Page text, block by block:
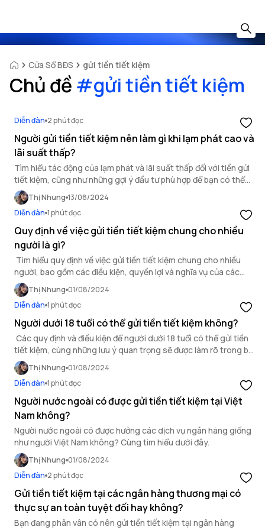
Cửa Sổ BĐS gửi tiền tiết kiệm
Chủ đề #gửi tiền tiết kiệm
Diễn đàn 2 phút đọc
Người gửi tiền tiết kiệm nên làm gì khi lạm phát cao và
lãi suất thấp?
Tìm hiểu tác động của lạm phát và lãi suất thấp đối với tiền gửi
tiết kiệm, cũng như những gợi ý đầu tư phù hợp để bạn có thể
đánh giá xem liệu tiền gửi tiết kiệm còn là lựa chọn an toàn hay
không.
Thị Nhung 13/08/2024
Diễn đàn 1 phút đọc
Quy định về việc gửi tiền tiết kiệm chung cho nhiều
người là gì?
Tìm hiểu quy định về việc gửi tiền tiết kiệm chung cho nhiều
người, bao gồm các điều kiện, quyền lợi và nghĩa vụ của các
bên liên quan trong bài viết này.
Thị Nhung 01/08/2024
Diễn đàn 1 phút đọc
Người dưới 18 tuổi có thể gửi tiền tiết kiệm không?
Các quy định và điều kiện để người dưới 18 tuổi có thể gửi tiền
tiết kiệm, cùng những lưu ý quan trọng sẽ được làm rõ trong bài
viết này.
Thị Nhung 01/08/2024
Diễn đàn 1 phút đọc
Người nước ngoài có được gửi tiền tiết kiệm tại Việt
Nam không?
Người nước ngoài có được hưởng các dịch vụ ngân hàng giống
như người Việt Nam không? Cùng tìm hiểu dưới đây.
Thị Nhung 01/08/2024
Diễn đàn 2 phút đọc
Gửi tiền tiết kiệm tại các ngân hàng thương mại có
thực sự an toàn tuyệt đối hay không?
Bạn đang phân vân có nên gửi tiền tiết kiệm tại ngân hàng